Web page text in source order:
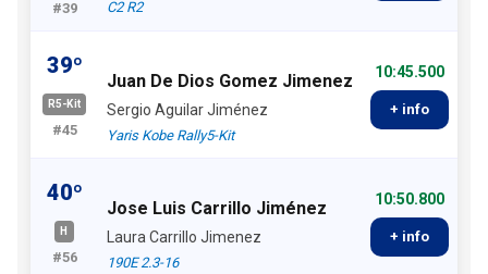
#39 C2 R2
39º
R5-Kit
#45
Juan De Dios Gomez Jimenez
Sergio Aguilar Jiménez
Yaris Kobe Rally5-Kit
10:45.500
+ info
40º
H
#56
Jose Luis Carrillo Jiménez
Laura Carrillo Jimenez
190E 2.3-16
10:50.800
+ info